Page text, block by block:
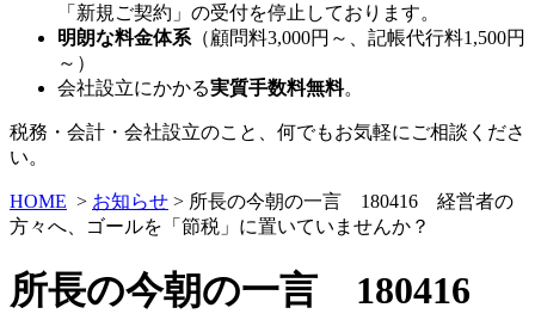
「新規ご契約」の受付を停止しております。
明朗な料金体系 （顧問料3,000円～、記帳代行料1,500円
～）
会社設立にかかる実質手数料無料。
税務・会計・会社設立のこと、何でもお気軽にご相談くださ
い。
HOME > お知らせ > 所長の今朝の一言 180416 経営者の
方々へ、ゴールを「節税」に置いていませんか？
所長の今朝の一言 180416